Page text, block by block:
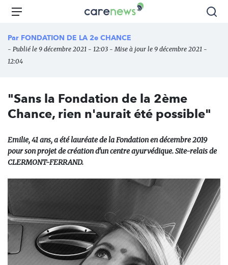
Aller
principal
Carenews,
média
des
Menu
Par FONDATION DE LA 2e CHANCE
- Publié le 9 décembre 2021 - 12:03 - Mise à jour le 9 décembre 2021 -
12:04
"Sans la Fondation de la 2ème
Chance, rien n'aurait été possible"
Emilie, 41 ans, a été lauréate de la Fondation en décembre 2019
pour son projet de création d'un centre ayurvédique. Site-relais de
CLERMONT-FERRAND.